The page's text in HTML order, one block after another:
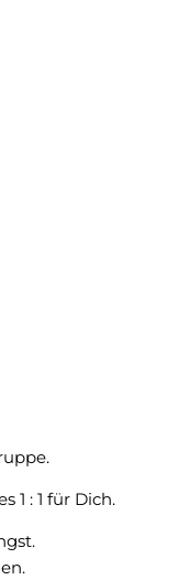
1 : 1 für Dich.